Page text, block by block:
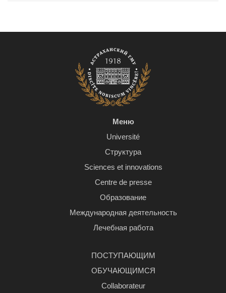
Меню
Université
Структура
Sciences et innovations
Centre de presse
Образование
Международная деятельность
Лечебная работа
ПОСТУПАЮЩИМ
ОБУЧАЮЩИМСЯ
Сollaborateur